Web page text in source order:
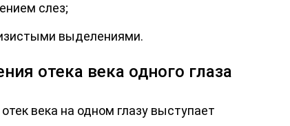
слез;
выделениями.
отека века одного глаза
века на одном глазу выступает